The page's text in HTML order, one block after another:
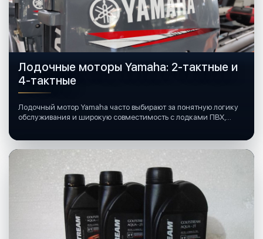
Лодочные моторы Yamaha: 2-тактные и
4-тактные
Лодочный мотор Yamaha часто выбирают за понятную логику
обслуживания и широкую совместимость с лодками ПВХ,